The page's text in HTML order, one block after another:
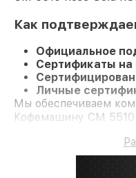
Как
Официальное
Сертификаты на
Личные
Мы обеспечиваем
Кофемашину CM 5510